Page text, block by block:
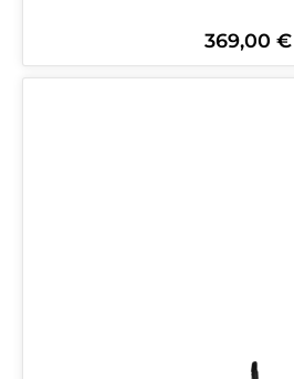
Regulärer
369,00 €